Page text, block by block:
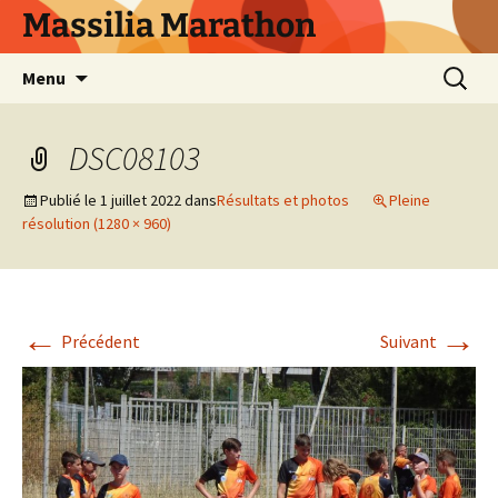
AllerMassilia Marathon
Menu
DSC08103
Publié le 1 juillet 2022dansRésultats et photos
Pleine
résolution (1280 × 960)
← Précédent Suivant →